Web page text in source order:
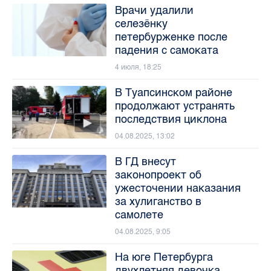
Врачи удалили
селезёнку
петербурженке после
падения с самоката
4 июля, 18:25
В Туапсинском районе
продолжают устранять
последствия циклона
04.08.2025, 13:02
В ГД внесут
законопроект об
ужесточении наказания
за хулиганство в
самолете
04.08.2025, 9:05
На юге Петербурга